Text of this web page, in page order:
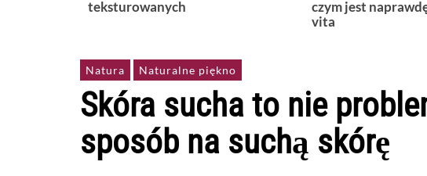
czym jest naprawdę włoskie dolce
Natura Naturalne piękno
Skóra sucha to nie
sposób na suchą skórę